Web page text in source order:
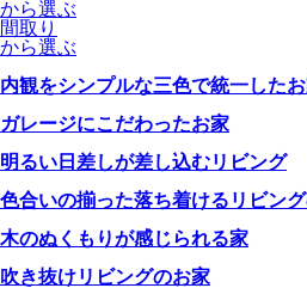
から選ぶ
間取り
から選ぶ
内観をシンプルな三色で統一した
ガレージにこだわったお家
明るい日差しが差し込むリビング
色合いの揃った落ち着けるリビン
木のぬくもりが感じられる家
吹き抜けリビングのお家